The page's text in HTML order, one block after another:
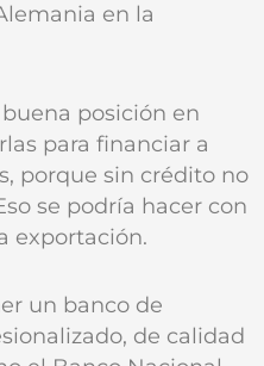
en la
posición en
para financiar a
porque sin crédito no
se podría hacer con
exportación.
un banco de
de calidad